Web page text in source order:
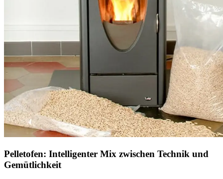
Pelletofen: Intelligenter Mix zwischen Technik und
Gemütlichkeit